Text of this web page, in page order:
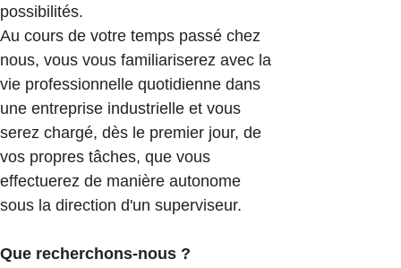
possibilités.
Au cours de votre temps passé chez
nous, vous vous familiariserez avec la
vie professionnelle quotidienne dans
une entreprise industrielle et vous
serez chargé, dès le premier jour, de
vos propres tâches, que vous
effectuerez de manière autonome
sous la direction d'un superviseur.
Que recherchons-nous ?